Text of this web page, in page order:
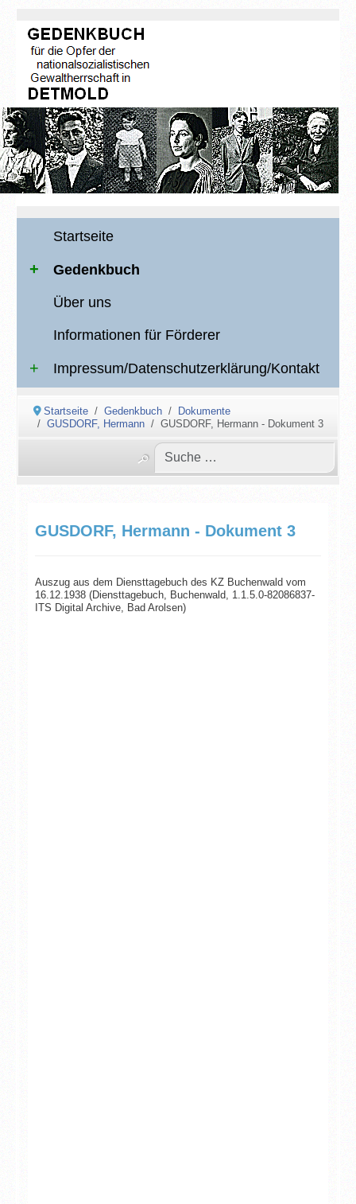
Startseite
Gedenkbuch
Über uns
Informationen für Förderer
Impressum/Datenschutzerklärung/Kontakt
Startseite Gedenkbuch
Dokumente
GUSDORF, Hermann
GUSDORF, Hermann - Dokument 3
GUSDORF, Hermann - Dokument 3
Auszug aus dem Diensttagebuch des KZ Buchenwald vom
16.12.1938 (Diensttagebuch, Buchenwald, 1.1.5.0-82086837-
ITS Digital Archive, Bad Arolsen)